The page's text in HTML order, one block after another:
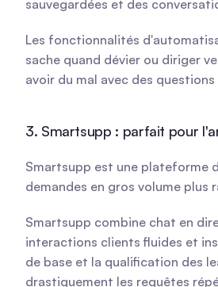
sauvegardées et des
Les fonctionnalités
sache quand dévier ou diriger
avoir du mal avec des questions
3. Smartsupp : parfait pour
Smartsupp est une plateforme
demandes en gros volume
Smartsupp combine chat en
interactions clients fluides et
de base et la qualification des
drastiquement les requêtes